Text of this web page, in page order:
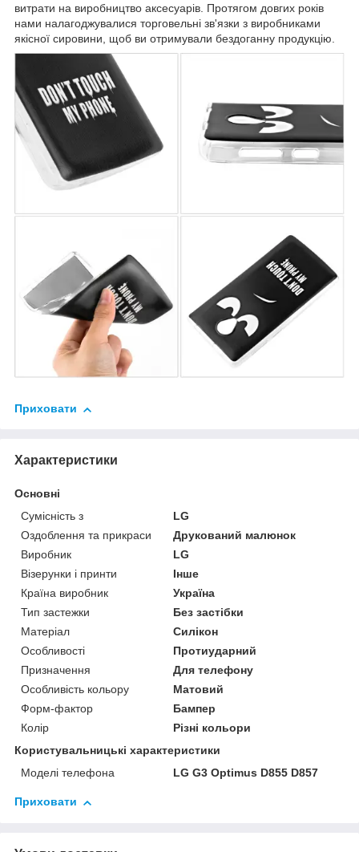
витрати на виробництво аксесуарів. Протягом довгих років
нами налагоджувалися торговельні зв'язки з виробниками
якісної сировини, щоб ви отримували бездоганну продукцію.
Приховати
Характеристики
Основні
Сумісність з
LG
Оздоблення та прикраси
Друкований малюнок
Виробник
LG
Візерунки і принти
Інше
Країна виробник
Україна
Тип застежки
Без застібки
Матеріал
Силікон
Особливості
Протиударний
Призначення
Для телефону
Особливість кольору
Матовий
Форм-фактор
Бампер
Колір
Різні кольори
Користувальницькі характеристики
Моделі телефона
LG G3 Optimus D855 D857
Приховати